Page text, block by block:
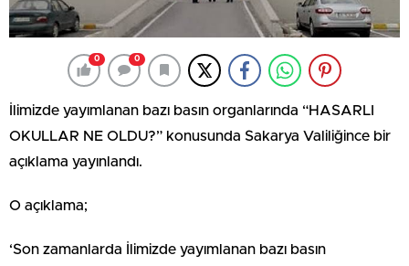
0 0
İlimizde yayımlanan bazı basın organlarında “HASARLI
OKULLAR NE OLDU?” konusunda Sakarya Valiliğince bir
açıklama yayınlandı.
O açıklama;
‘Son zamanlarda İlimizde yayımlanan bazı basın